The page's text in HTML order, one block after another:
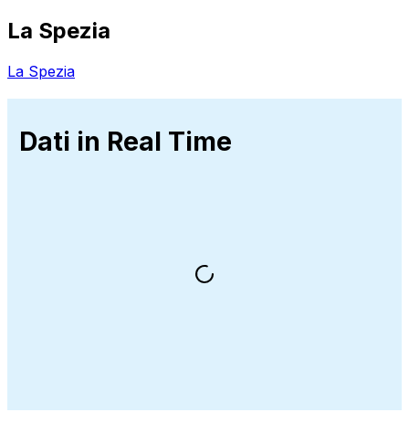
La Spezia
La Spezia
Dati in Real Time